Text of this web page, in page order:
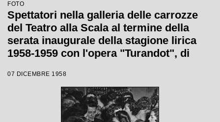
FOTO
Spettatori nella galleria delle carrozze
del Teatro alla Scala al termine della
serata inaugurale della stagione lirica
1958-1959 con l'opera "Turandot", di
Votto con la regia di Margherita
07 DICEMBRE 1958